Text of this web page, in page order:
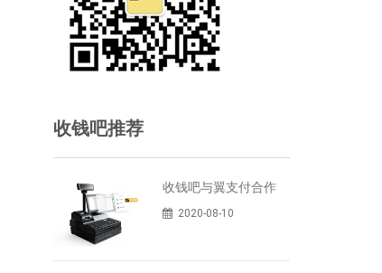
收钱吧推荐
收钱吧与翼支付合作
2020-08-10